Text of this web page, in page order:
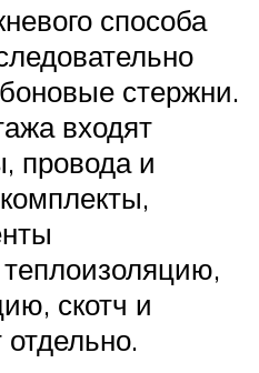
способа
стержни.
входят
провода и
теплоизоляцию,
скотч и